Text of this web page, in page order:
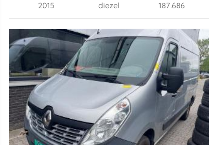
2015 diezel 187.686